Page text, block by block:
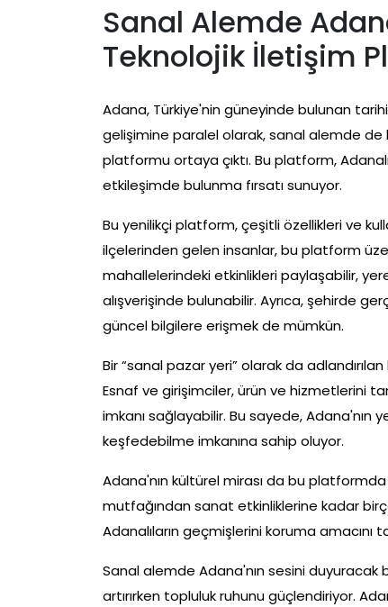
Sanal Alemde
Teknolojik İletişim
Adana, Türkiye'nin güneyinde bulunan
gelişimine paralel olarak, sanal alemde
platformu ortaya çıktı. Bu platform,
etkileşimde bulunma fırsatı sunuyor.
Bu yenilikçi platform, çeşitli özellikleri ve
ilçelerinden gelen insanlar, bu platform
mahallelerindeki etkinlikleri paylaşabilir,
alışverişinde bulunabilir. Ayrıca, şehirde
güncel bilgilere erişmek de mümkün.
Bir “sanal pazar yeri” olarak da
Esnaf ve girişimciler, ürün ve hizmetlerini
imkanı sağlayabilir. Bu sayede, Adana'nın
keşfedebilme imkanına sahip oluyor.
Adana'nın kültürel mirası da bu
mutfağından sanat etkinliklerine kadar
Adanalıların geçmişlerini koruma
Sanal alemde Adana'nın sesini
artırırken topluluk ruhunu güçlendiriyor.